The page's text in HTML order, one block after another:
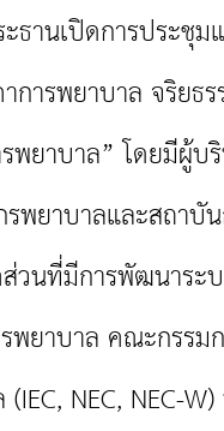
ธานเปิดการประชุม
การพยาบาล จริยธ
ยาบาล” โดยมีผู้บ
พยาบาลและสถาบั
วนที่มีการพัฒนาระ
พยาบาล คณะกรรม
NEC, NEC-